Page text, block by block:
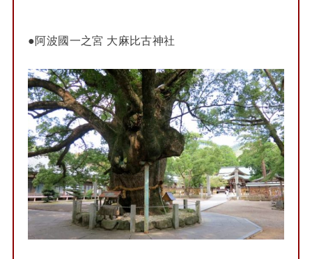
●阿波國一之宮 大麻比古神社